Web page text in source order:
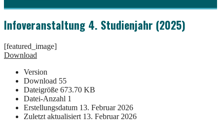
Infoveranstaltung 4. Studienjahr (2025)
[featured_image]
Download
Version
Download 55
Dateigröße 673.70 KB
Datei-Anzahl 1
Erstellungsdatum 13. Februar 2026
Zuletzt aktualisiert 13. Februar 2026